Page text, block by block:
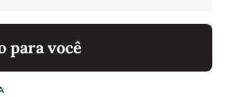
para você